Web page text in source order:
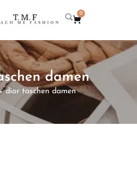
0
damen
dior taschen damen